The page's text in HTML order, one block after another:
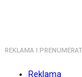
REKLAMA I
Reklama